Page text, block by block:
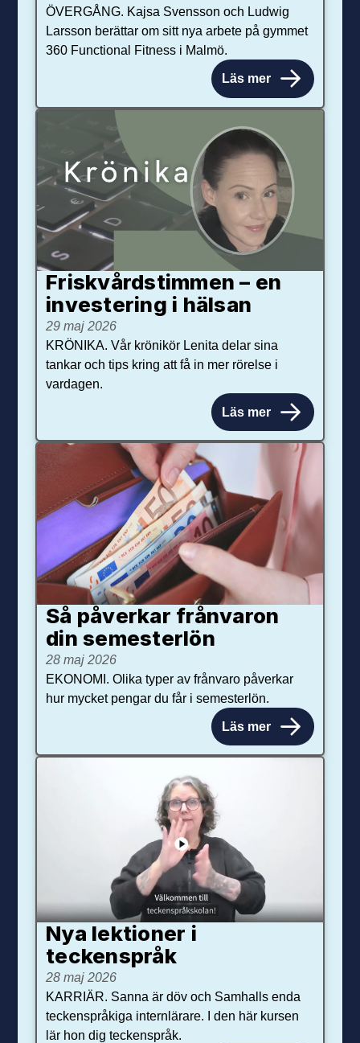
ÖVERGÅNG. Kajsa Svensson och Ludwig
Larsson berättar om sitt nya arbete på gymmet
360 Functional Fitness i Malmö.
Läs mer
Friskvårdstimmen – en
investering i hälsan
29 maj 2026
KRÖNIKA. Vår krönikör Lenita delar sina
tankar och tips kring att få in mer rörelse i
vardagen.
Läs mer
Så påverkar från­varon
din semester­lön
28 maj 2026
EKONOMI. Olika typer av frånvaro påverkar
hur mycket pengar du får i semesterlön.
Läs mer
Nya lektioner i
teckenspråk
28 maj 2026
KARRIÄR. Sanna är döv och Samhalls enda
teckenspråkiga internlärare. I den här kursen
lär hon dig teckenspråk.